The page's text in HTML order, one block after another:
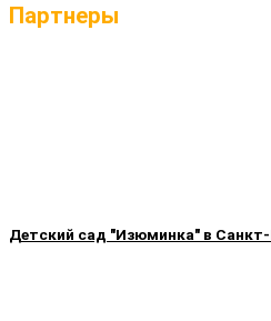
Партнеры
Детский сад "Изюминка" в Санкт-